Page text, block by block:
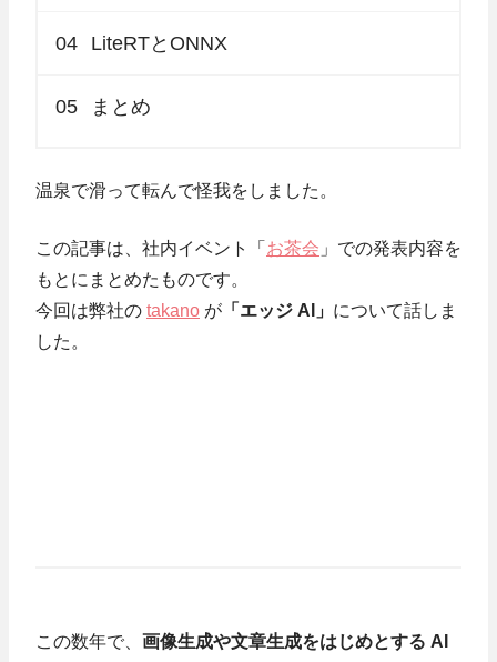
04 LiteRTとONNX
05 まとめ
温泉で滑って転んで怪我をしました。
この記事は、社内イベント「 お茶会 」での発表内容を
もとにまとめたものです。
今回は弊社の takano が 「エッジ AI」 について話しま
した。
この数年で、 画像生成や文章生成をはじめとする AI